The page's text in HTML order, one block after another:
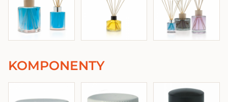
KOMPONENTY